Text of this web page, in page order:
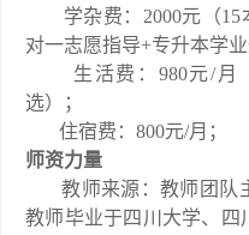
学杂费：2000元（15
对一志愿指导+专升本学业
生活费：980元/月（
选）；
住宿费：800元/月；
师资力量
教师来源：教师团队
教师毕业于四川大学、四